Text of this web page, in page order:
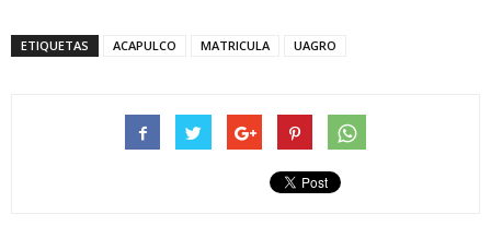
ETIQUETAS ACAPULCO MATRICULA UAGRO